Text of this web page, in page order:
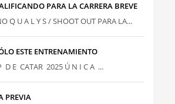
PARA LA CARRERA BREVE
Q U A L Y S / SHOOT OUT PARA LA...
ESTE ENTRENAMIENTO
D E CATAR 2025 Ú N I C A ...
PREVIA